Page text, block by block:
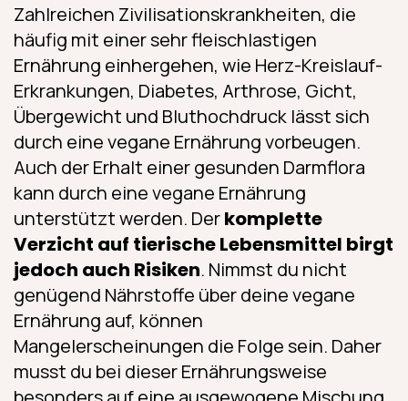
Zahlreichen Zivilisationskrankheiten, die
häufig mit einer sehr fleischlastigen
Ernährung einhergehen, wie Herz-Kreislauf-
Erkrankungen, Diabetes, Arthrose, Gicht,
Übergewicht und Bluthochdruck lässt sich
durch eine vegane Ernährung vorbeugen.
Auch der Erhalt einer gesunden Darmflora
kann durch eine vegane Ernährung
unterstützt werden. Derkomplette
Verzicht auf tierische Lebensmittel birgt
jedoch auch Risiken. Nimmst du nicht
genügend Nährstoffe über deine vegane
Ernährung auf, können
Mangelerscheinungen die Folge sein. Daher
musst du bei dieser Ernährungsweise